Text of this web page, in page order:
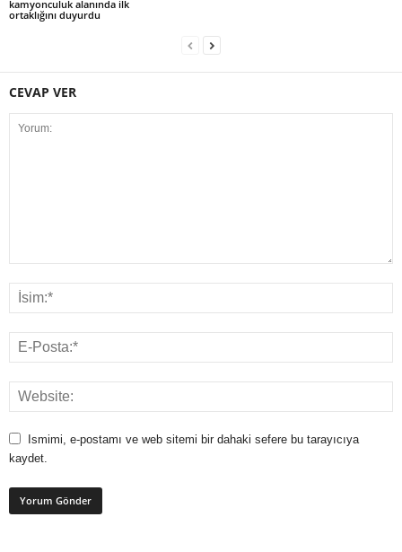
kamyonculuk alanında ilk
ortaklığını duyurdu
CEVAP VER
Ismimi, e-postamı ve web sitemi bir dahaki sefere bu tarayıcıya
kaydet.